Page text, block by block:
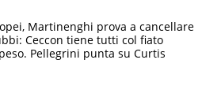
Martinenghi prova a cancellare
Ceccon tiene tutti col fiato
Pellegrini punta su Curtis